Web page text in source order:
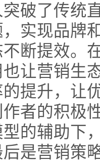
破了传统
实现品牌
断提效。
让营销生
提升，让
者的积极
的辅助下
是营销策